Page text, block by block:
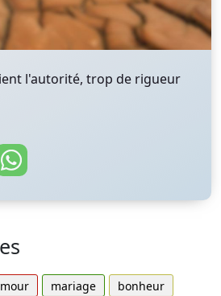
l'autorité, trop de rigueur
mariage
bonheur